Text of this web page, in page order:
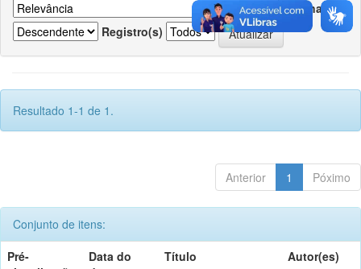
Ordenar
Registro(s)
Resultado 1-1 de 1.
Anterior 1 Póximo
Conjunto de itens:
Pré-
Data do
Título Autor(es)